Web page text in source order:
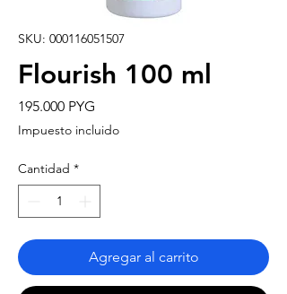
SKU: 000116051507
Flourish 100 ml
195.000 PYG
Impuesto incluido
Cantidad *
Agregar al carrito